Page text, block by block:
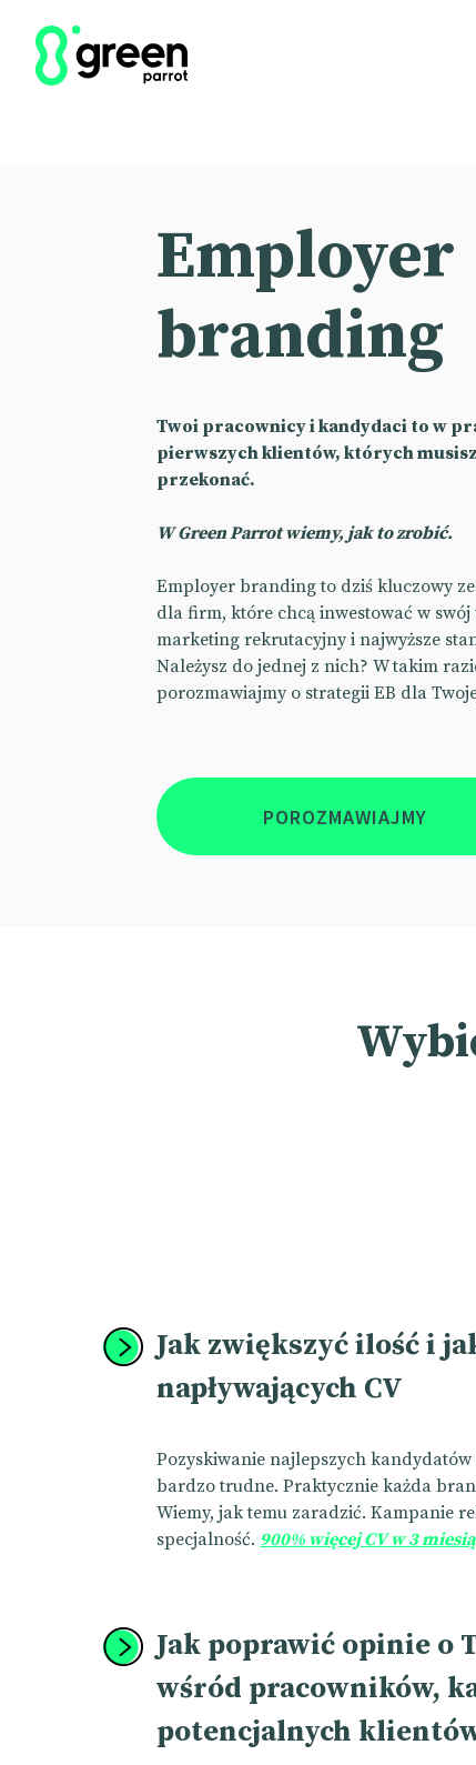
Employer
branding
Twoi pracownicy i kandydaci to w
pierwszych klientów, których
przekonać.
W Green Parrot wiemy, jak to zrobić.
Employer branding to dziś kluczowy
dla firm, które chcą inwestować w swój
marketing rekrutacyjny i najwyższe
Należysz do jednej z nich? W takim
porozmawiajmy o strategii EB dla
POROZMAWIAJMY
Jak zwiększyć ilość i
napływających CV
Pozyskiwanie najlepszych
bardzo trudne. Praktycznie każda
Wiemy, jak temu zaradzić. Kampanie
specjalność. 900% więcej CV w 3
Jak poprawić opinie o
wśród pracowników,
potencjalnych